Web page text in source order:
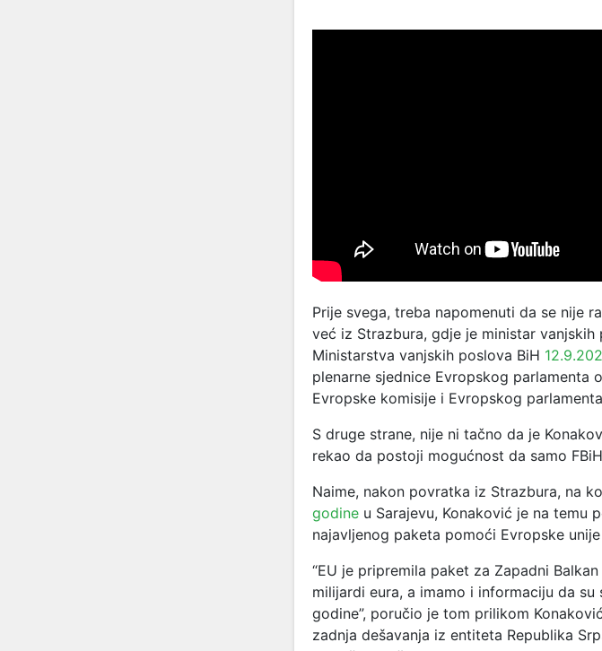
Prije svega, treba napomenuti da se nije
već iz Strazbura, gdje je ministar
Ministarstva vanjskih poslova BiH
plenarne sjednice Evropskog parlamenta
Evropske komisije i Evropskog
S druge strane, nije ni tačno da je
rekao da postoji mogućnost da samo
Naime, nakon povratka iz Strazbura, na
godine u Sarajevu, Konaković je na temu
najavljenog paketa pomoći Evropske
“EU je pripremila paket za Zapadni
milijardi eura, a imamo i informaciju da
godine”, poručio je tom prilikom
zadnja dešavanja iz entiteta Republika